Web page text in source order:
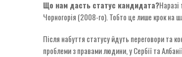
Що нам дасть статус кандидата?
Чорногорія (2008-го). Тобто це лише крок на
Після набуття статусу йдуть переговори та
проблеми з правами людини, у Сербії та